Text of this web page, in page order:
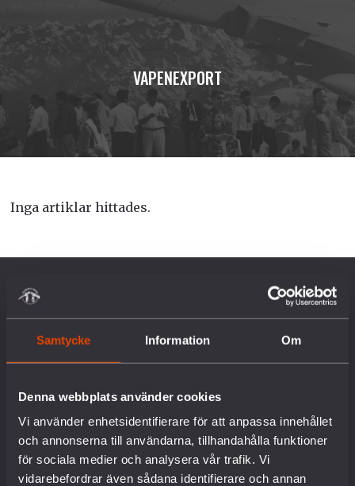
Samtycke Information Om
Denna webbplats använder cookies
Vi använder enhetsidentifierare för att anpassa innehållet
och annonserna till användarna, tillhandahålla funktioner
för sociala medier och analysera vår trafik. Vi
vidarebefordrar även sådana identifierare och annan
VAPENEXPORT
Inga artiklar hittades.
OM OSS
Vår historia
Vision & Uppdrag
Föreningsinformation
Lediga tjänster
English
Kontakt
Pressrum